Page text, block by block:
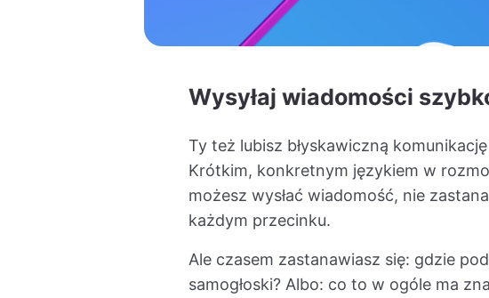
Wysyłaj wiadomości
Ty też lubisz błyskawiczną
Krótkim, konkretnym językiem w
możesz wysłać wiadomość, nie
każdym przecinku.
Ale czasem zastanawiasz się: gdzie
samogłoski? Albo: co to w ogóle ma